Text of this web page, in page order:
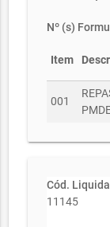
Nº (s)
Item
001
Cód.
11145